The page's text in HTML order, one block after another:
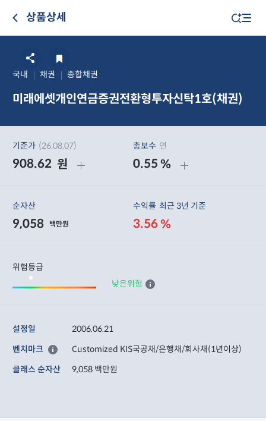
상품상세
국내 채권 종합채권
미래에셋개인연금증권전환형투자신탁1호(채권)
기준가 (26.08.07)
908.62 원
총보수 연
0.55 %
순자산
9,058 백만원
수익률 최근 3년 기준
3.56%
위험등급
낮은위험
설정일
2006.06.21
벤치마크
Customized KIS국공채/은행채/회사채(1년이상)
클래스 순자산
9,058 백만원